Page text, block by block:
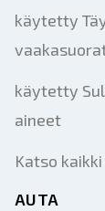
käytetty
käytetty
aineet
Katso
AUTA